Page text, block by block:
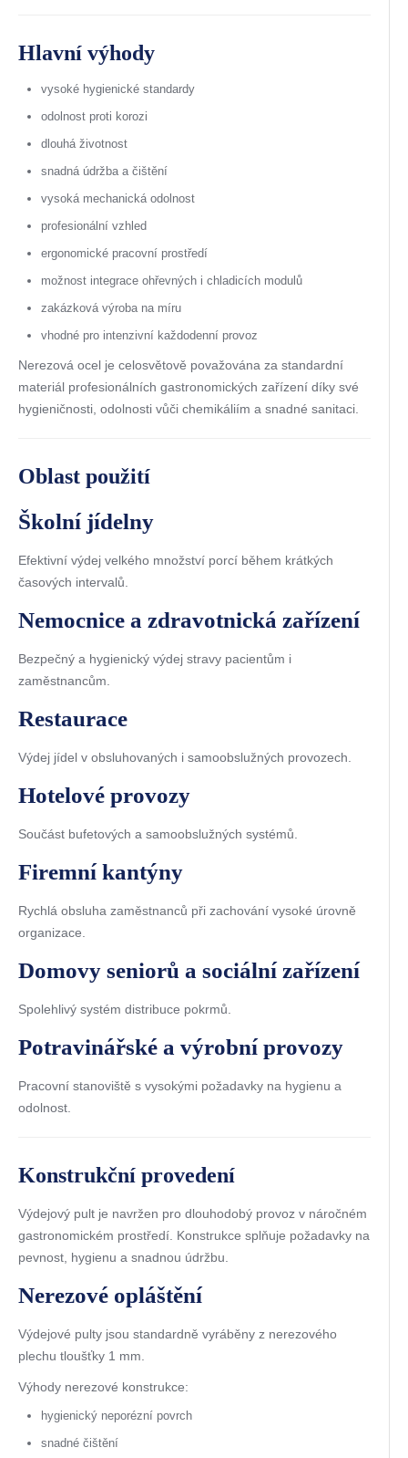
Hlavní výhody
vysoké hygienické standardy
odolnost proti korozi
dlouhá životnost
snadná údržba a čištění
vysoká mechanická odolnost
profesionální vzhled
ergonomické pracovní prostředí
možnost integrace ohřevných i chladicích modulů
zakázková výroba na míru
vhodné pro intenzivní každodenní provoz
Nerezová ocel je celosvětově považována za standardní
materiál profesionálních gastronomických zařízení díky své
hygieničnosti, odolnosti vůči chemikáliím a snadné sanitaci.
Oblast použití
Školní jídelny
Efektivní výdej velkého množství porcí během krátkých
časových intervalů.
Nemocnice a zdravotnická zařízení
Bezpečný a hygienický výdej stravy pacientům i
zaměstnancům.
Restaurace
Výdej jídel v obsluhovaných i samoobslužných provozech.
Hotelové provozy
Součást bufetových a samoobslužných systémů.
Firemní kantýny
Rychlá obsluha zaměstnanců při zachování vysoké úrovně
organizace.
Domovy seniorů a sociální zařízení
Spolehlivý systém distribuce pokrmů.
Potravinářské a výrobní provozy
Pracovní stanoviště s vysokými požadavky na hygienu a
odolnost.
Konstrukční provedení
Výdejový pult je navržen pro dlouhodobý provoz v náročném
gastronomickém prostředí. Konstrukce splňuje požadavky na
pevnost, hygienu a snadnou údržbu.
Nerezové opláštění
Výdejové pulty jsou standardně vyráběny z nerezového
plechu tloušťky 1 mm.
Výhody nerezové konstrukce:
hygienický neporézní povrch
snadné čištění